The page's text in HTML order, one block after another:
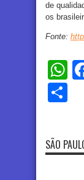
de
os
Fonte:
SÃO